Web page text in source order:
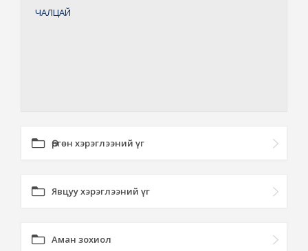
ЧАЛЦАЙ
Өргөн хэрэглээний үг
Явцуу хэрэглээний үг
Аман зохиол